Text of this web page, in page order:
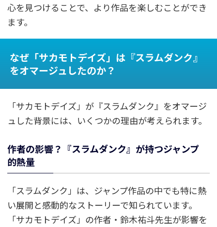
心を見つけることで、より作品を楽しむことができ
ます。
なぜ「サカモトデイズ」は『スラムダンク』
をオマージュしたのか？
「サカモトデイズ」が『スラムダンク』をオマージ
ュした背景には、いくつかの理由が考えられます。
作者の影響？『スラムダンク』が持つジャンプ
的熱量
「スラムダンク」は、ジャンプ作品の中でも特に熱
い展開と感動的なストーリーで知られています。
「サカモトデイズ」の作者・鈴木祐斗先生が影響を